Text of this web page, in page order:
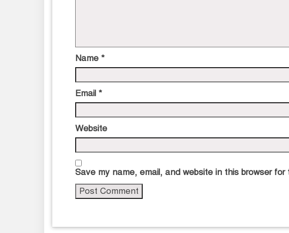
Name *
Email *
Website
Save my name, email, and website in this browser